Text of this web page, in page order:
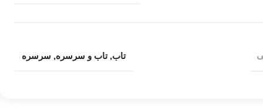
تاب,تاب و سرسره, سرسره